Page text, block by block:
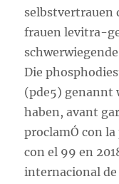
selbstvertrauen
frauen levitra-
Die
(pde5) genannt
haben, avant
proclamÓ con
con el 99 en
internacional